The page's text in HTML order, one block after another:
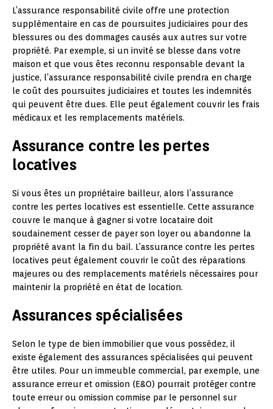
L’assurance responsabilité civile offre une protection
supplémentaire en cas de poursuites judiciaires pour des
blessures ou des dommages causés aux autres sur votre
propriété. Par exemple, si un invité se blesse dans votre
maison et que vous êtes reconnu responsable devant la
justice, l’assurance responsabilité civile prendra en charge
le coût des poursuites judiciaires et toutes les indemnités
qui peuvent être dues. Elle peut également couvrir les frais
médicaux et les remplacements matériels.
Assurance contre les pertes
locatives
Si vous êtes un propriétaire bailleur, alors l’assurance
contre les pertes locatives est essentielle. Cette assurance
couvre le manque à gagner si votre locataire doit
soudainement cesser de payer son loyer ou abandonne la
propriété avant la fin du bail. L’assurance contre les pertes
locatives peut également couvrir le coût des réparations
majeures ou des remplacements matériels nécessaires pour
maintenir la propriété en état de location.
Assurances spécialisées
Selon le type de bien immobilier que vous possédez, il
existe également des assurances spécialisées qui peuvent
être utiles. Pour un immeuble commercial, par exemple, une
assurance erreur et omission (E&O) pourrait protéger contre
toute erreur ou omission commise par le personnel sur